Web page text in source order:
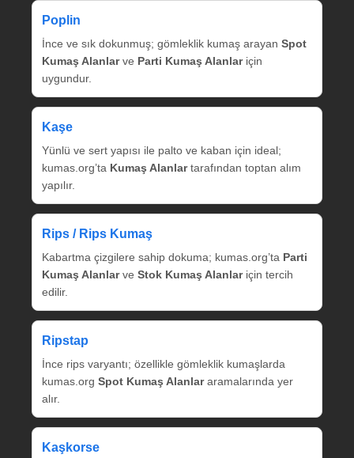
Poplin
İnce ve sık dokunmuş; gömleklik kumaş arayan Spot
Kumaş Alanlarve Parti Kumaş Alanlariçin
uygundur.
Kaşe
Yünlü ve sert yapısı ile palto ve kaban için ideal;
kumas.org’ta Kumaş Alanlartarafından toptan alım
yapılır.
Rips / Rips Kumaş
Kabartma çizgilere sahip dokuma; kumas.org’ta Parti
Kumaş Alanlarve Stok Kumaş Alanlariçin tercih
edilir.
Ripstap
İnce rips varyantı; özellikle gömleklik kumaşlarda
kumas.org Spot Kumaş Alanlararamalarında yer
alır.
Kaşkorse